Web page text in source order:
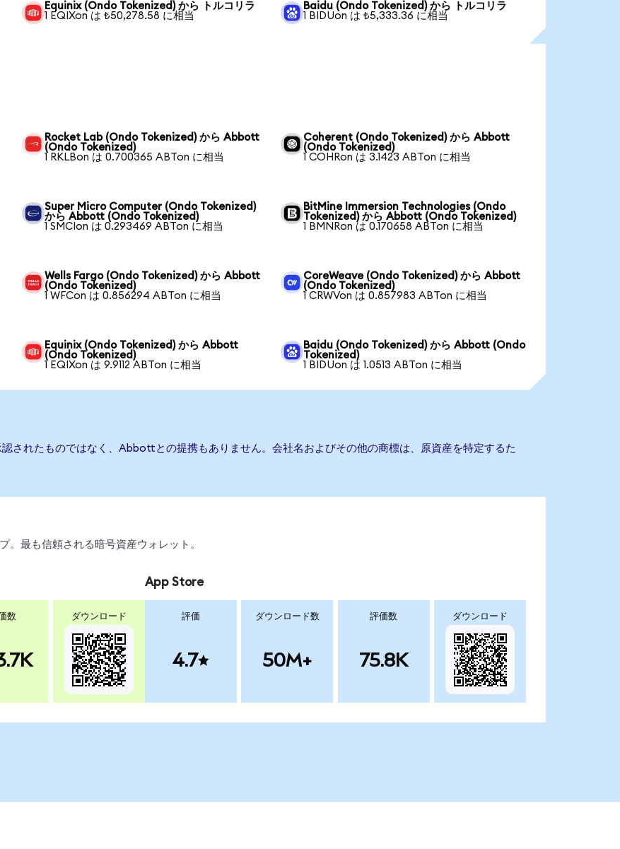
Equinix (Ondo Tokenized) から トルコリラ
1 EQIXon は ₺50,278.58 に相当
Baidu (Ondo Tokenized) から トルコリラ
1 BIDUon は ₺5,333.36 に相当
Rocket Lab (Ondo Tokenized) から Abbott
(Ondo Tokenized)
1 RKLBon は 0.700365 ABTon に相当
Coherent (Ondo Tokenized) から Abbott
(Ondo Tokenized)
1 COHRon は 3.1423 ABTon に相当
Super Micro Computer (Ondo Tokenized)
から Abbott (Ondo Tokenized)
1 SMCIon は 0.293469 ABTon に相当
BitMine Immersion Technologies (Ondo
Tokenized) から Abbott (Ondo Tokenized)
1 BMNRon は 0.170658 ABTon に相当
Wells Fargo (Ondo Tokenized) から Abbott
(Ondo Tokenized)
1 WFCon は 0.856294 ABTon に相当
CoreWeave (Ondo Tokenized) から Abbott
(Ondo Tokenized)
1 CRWVon は 0.857983 ABTon に相当
Equinix (Ondo Tokenized) から Abbott
(Ondo Tokenized)
1 EQIXon は 9.9112 ABTon に相当
Baidu (Ondo Tokenized) から Abbott (Ondo
Tokenized)
1 BIDUon は 1.0513 ABTon に相当
されたものではなく、Abbottとの提携もありません。会社名およびその他の商標は、原資産を特定するた
最も信頼される暗号資産ウォレット。
数 ダウンロード
App Store
評価
4.7
ダウンロード数
50M+
評価数
75.8K
ダウンロード